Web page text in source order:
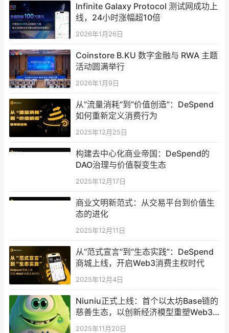
Infinite Galaxy Protocol 测试网成功上
线，24小时涨幅超10倍
2026年1月26日
Coinstore B.KU 数字金融与 RWA 主题
活动圆满举行
2026年1月9日
从“流量消耗”到“价值创造”：DeSpend
如何重新定义消费行为
2025年12月25日
构建去中心化商业帝国：DeSpend的
DAO治理与价值裂变生态
2025年12月17日
商业文明新范式：从交易平台到价值生
态的进化
2025年12月11日
从“范式宣言”到“生态实践”：DeSpend
商城上线，开启Web3消费主权时代
2025年12月4日
Niuniu正式上线：首个以太坊Base链的
慈善生态，以创新经济模型重塑Web3
慈善公益
2025年11月20日